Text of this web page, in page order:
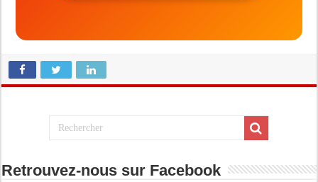
Retrouvez-nous sur Facebook